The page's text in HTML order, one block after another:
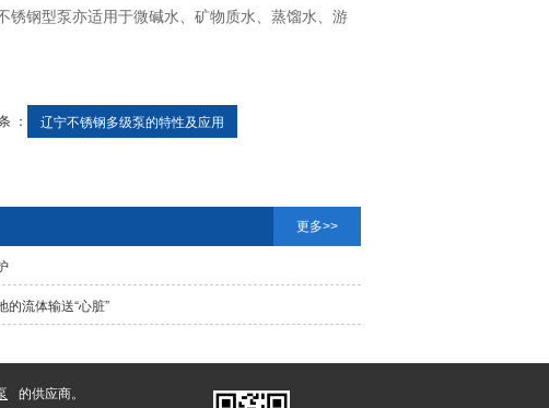
钢型泵亦适用于微碱水、矿物质水、蒸馏水、游
： 辽宁不锈钢多级泵的特性及应用
更多>>
流体输送“心脏”
的供应商。